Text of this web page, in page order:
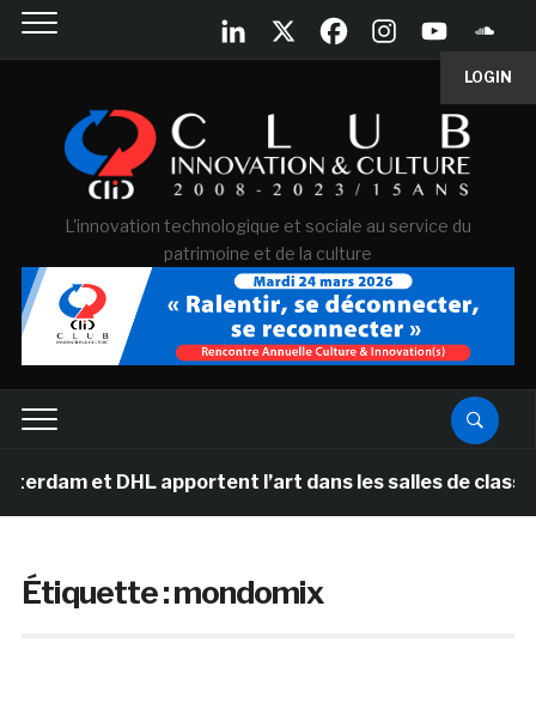
LOGIN
L'innovation technologique et sociale au service du
patrimoine et de la culture
et DHL apportent l’art dans les salles de classe
Étiquette :mondomix